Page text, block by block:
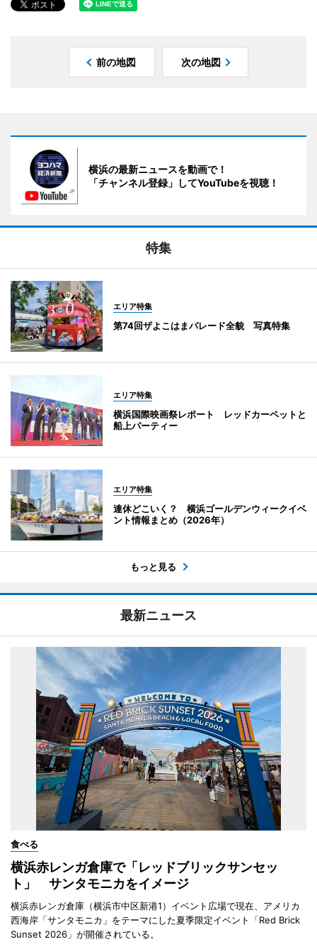
前の地図 次の地図
横浜の最新ニュースを動画で！
「チャンネル登録」してYouTubeを視聴！
特集
エリア特集
第74回ザよこはまパレード全貌 写真特集
エリア特集
横浜国際映画祭レポート レッドカーペットと
船上パーティー
エリア特集
連休どこいく？ 横浜ゴールデンウィークイベ
ント情報まとめ（2026年）
もっと見る
最新ニュース
食べる
横浜赤レンガ倉庫で「レッドブリックサンセッ
ト」 サンタモニカをイメージ
横浜赤レンガ倉庫（横浜市中区新港1）イベント広場で現在、アメリカ
西海岸「サンタモニカ」をテーマにした夏季限定イベント「Red Brick
Sunset 2026」が開催されている。